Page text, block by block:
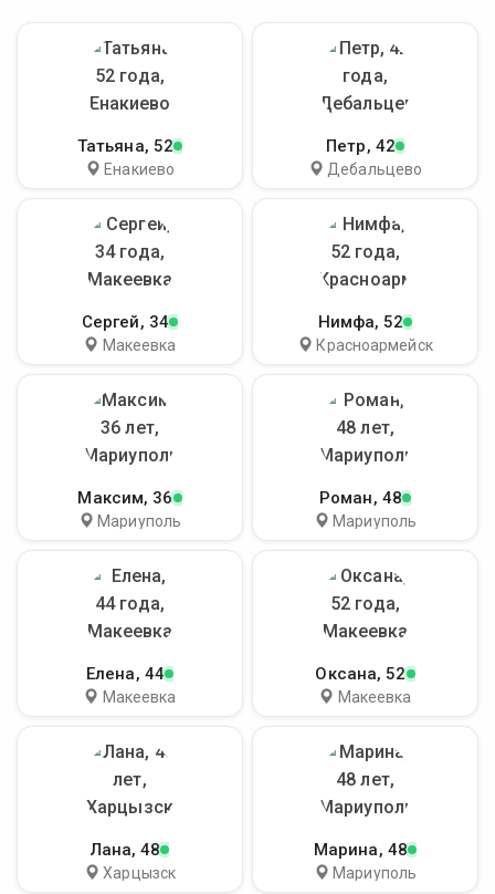
Татьяна, 52
Енакиево
Петр, 42
Дебальцево
Сергей, 34
Макеевка
Нимфа, 52
Красноармейск
Максим, 36
Мариуполь
Роман, 48
Мариуполь
Елена, 44
Макеевка
Оксана, 52
Макеевка
Лана, 48
Харцызск
Марина, 48
Мариуполь